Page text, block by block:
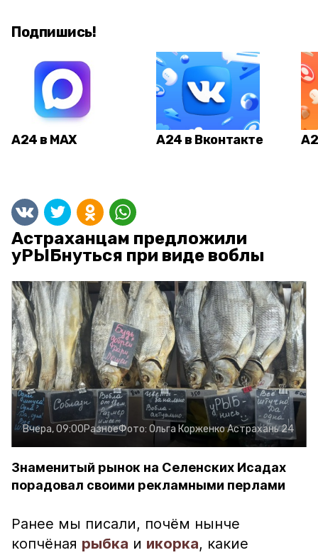
Подпишись!
А24 в MAX А24 в Вконтакте
Астраханцам предложили
уРЫБнуться при виде воблы
Вчера, 09:00РазноеФото: Ольга КорженкоАстрахань 24
Знаменитый рынок на Селенских Исадах
порадовал своими рекламными перлами
Ранее мы писали, почём нынче
копчёная рыбка и икорка, какие